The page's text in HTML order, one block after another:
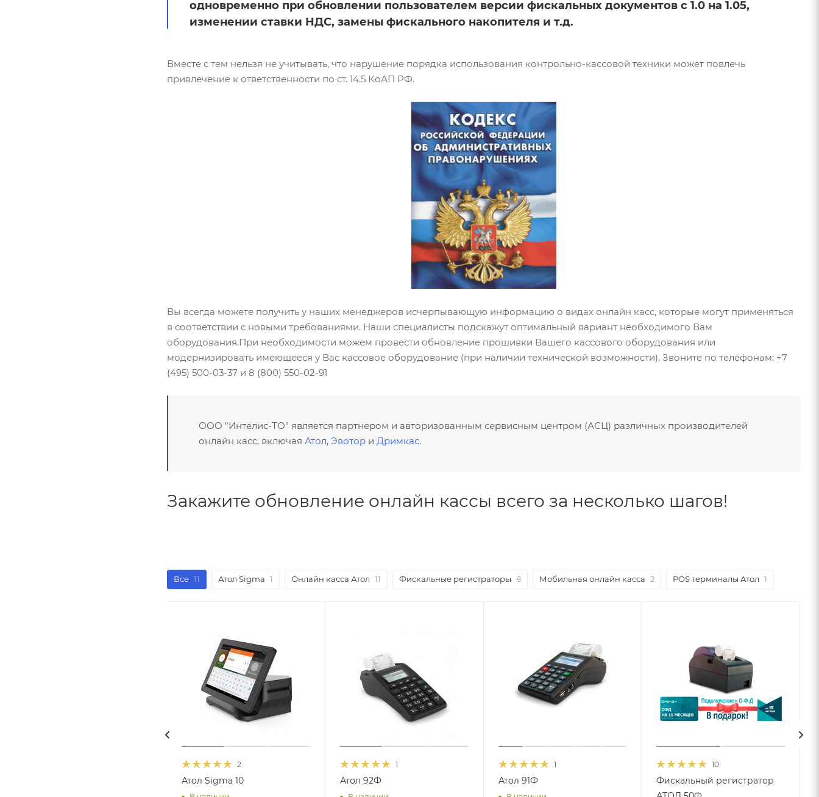
одновременно при обновлении пользователем версии фискальных документов с 1.0 на 1.05,
изменении ставки НДС, замены фискального накопителя и т.д.
Вместе с тем нельзя не учитывать, что нарушение порядка использования контрольно-кассовой техники может повлечь
привлечение к ответственности по ст. 14.5 КоАП РФ.
Вы всегда можете получить у наших менеджеров исчерпывающую информацию о видах онлайн касс, которые могут применяться
в соответствии с новыми требованиями. Наши специалисты подскажут оптимальный вариант необходимого Вам
оборудования.При необходимости можем провести обновление прошивки Вашего кассового оборудования или
модернизировать имеющееся у Вас кассовое оборудование (при наличии технической возможности). Звоните по телефонам: +7
(495) 500-03-37 и 8 (800) 550-02-91
ООО "Интелис-ТО" является партнером и авторизованным сервисным центром (АСЦ) различных производителей
онлайн касс, включая Атол, Эвотор и Дримкас.
Закажите обновление онлайн кассы всего за несколько шагов!
Все 11 Атол Sigma 1 Онлайн касса Атол 11 Фискальные регистраторы 8 Мобильная онлайн касса 2 POS терминалы Атол 1
2
Атол Sigma 10
1
Атол 92Ф
1
Атол 91Ф
10
Фискальный регистратор